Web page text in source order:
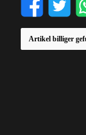
Artikel billiger